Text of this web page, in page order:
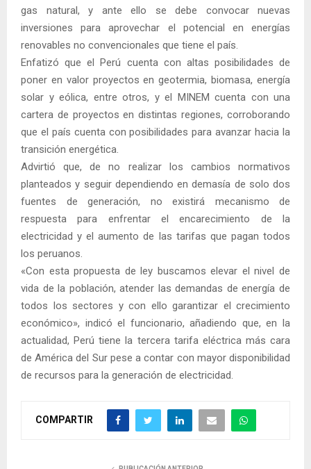
gas natural, y ante ello se debe convocar nuevas
inversiones para aprovechar el potencial en energías
renovables no convencionales que tiene el país.
Enfatizó que el Perú cuenta con altas posibilidades de
poner en valor proyectos en geotermia, biomasa, energía
solar y eólica, entre otros, y el MINEM cuenta con una
cartera de proyectos en distintas regiones, corroborando
que el país cuenta con posibilidades para avanzar hacia la
transición energética.
Advirtió que, de no realizar los cambios normativos
planteados y seguir dependiendo en demasía de solo dos
fuentes de generación, no existirá mecanismo de
respuesta para enfrentar el encarecimiento de la
electricidad y el aumento de las tarifas que pagan todos
los peruanos.
«Con esta propuesta de ley buscamos elevar el nivel de
vida de la población, atender las demandas de energía de
todos los sectores y con ello garantizar el crecimiento
económico», indicó el funcionario, añadiendo que, en la
actualidad, Perú tiene la tercera tarifa eléctrica más cara
de América del Sur pese a contar con mayor disponibilidad
de recursos para la generación de electricidad.
COMPARTIR